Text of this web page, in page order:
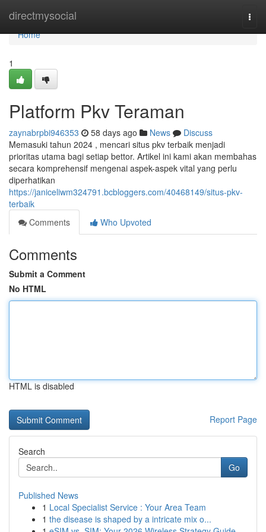
directmysocial
Home
Home
1
Platform Pkv Teraman
zaynabrpbi946353 58 days ago News
Discuss
Memasuki tahun 2024 , mencari situs pkv terbaik menjadi
prioritas utama bagi setiap bettor. Artikel ini kami akan membahas
secara komprehensif mengenai aspek-aspek vital yang perlu
diperhatikan
https://janiceliwm324791.bcbloggers.com/40468149/situs-pkv-
terbaik
Comments
Who Upvoted
Comments
Submit a Comment
No HTML
HTML is disabled
Report Page
Search
Go
Published News
1 Local Specialist Service : Your Area Team
1 the disease is shaped by a intricate mix o...